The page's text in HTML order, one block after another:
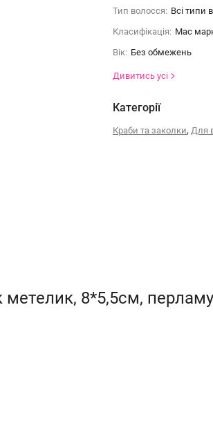
Тип волосся: Всі типи
Класифікація: Мас
Вік: Без обмежень
Дивитись усі
Категорії
Краби та заколки, Для
метелик, 8*5,5см,